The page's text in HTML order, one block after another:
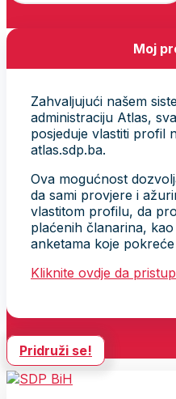
Moj
Zahvaljujući našem
administraciju Atlas,
posjeduje vlastiti profil
atlas.sdp.ba.
Ova mogućnost
da sami provjere i
vlastitom profilu, da
plaćenih članarina,
anketama koje
Kliknite ovdje da
Pridruži se!